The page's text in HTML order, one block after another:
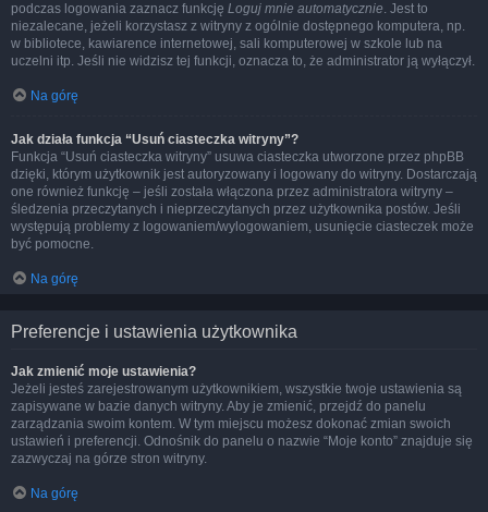
podczas logowania zaznacz funkcję Loguj mnie automatycznie. Jest to
niezalecane, jeżeli korzystasz z witryny z ogólnie dostępnego komputera, np.
w bibliotece, kawiarence internetowej, sali komputerowej w szkole lub na
uczelni itp. Jeśli nie widzisz tej funkcji, oznacza to, że administrator ją wyłączył.
Na górę
Jak działa funkcja “Usuń ciasteczka witryny”?
Funkcja “Usuń ciasteczka witryny” usuwa ciasteczka utworzone przez phpBB
dzięki, którym użytkownik jest autoryzowany i logowany do witryny. Dostarczają
one również funkcję – jeśli została włączona przez administratora witryny –
śledzenia przeczytanych i nieprzeczytanych przez użytkownika postów. Jeśli
występują problemy z logowaniem/wylogowaniem, usunięcie ciasteczek może
być pomocne.
Na górę
Preferencje i ustawienia użytkownika
Jak zmienić moje ustawienia?
Jeżeli jesteś zarejestrowanym użytkownikiem, wszystkie twoje ustawienia są
zapisywane w bazie danych witryny. Aby je zmienić, przejdź do panelu
zarządzania swoim kontem. W tym miejscu możesz dokonać zmian swoich
ustawień i preferencji. Odnośnik do panelu o nazwie “Moje konto” znajduje się
zazwyczaj na górze stron witryny.
Na górę